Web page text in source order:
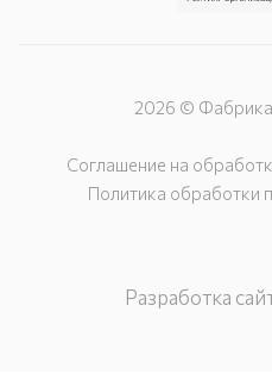
2026 ©
Соглашение на
Политика обработки
Разработка